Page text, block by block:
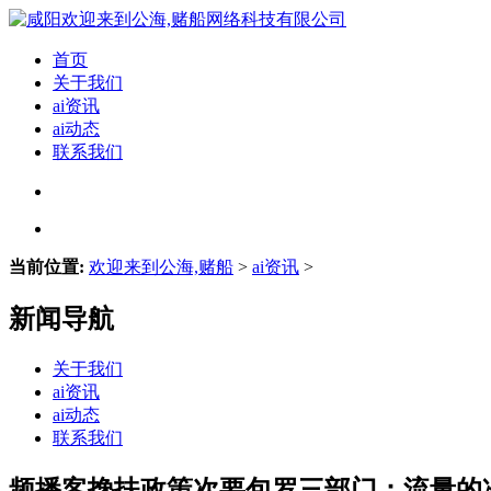
首页
关于我们
ai资讯
ai动态
联系我们
当前位置: 欢迎来到公海,赌船 > ai资讯 >
新闻导航
关于我们
ai资讯
ai动态
联系我们